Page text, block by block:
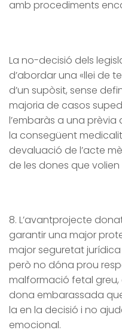
amb procediments
La no-decisió dels
d’abordar una «llei de
d’un supòsit, sense
majoria de casos
l’embaràs a una
la consegüent
devaluació de l’acte
de les dones que
8. L’avantprojecte
garantir una major
major seguretat
però no dóna prou
malformació fetal
dona embarassada
la en la decisió i no
emocional.